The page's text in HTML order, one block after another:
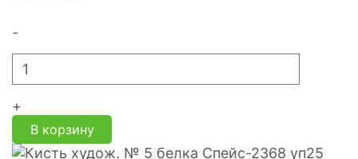
-
+
В корзину